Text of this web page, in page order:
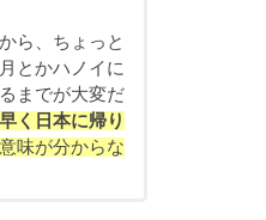
ら、ちょっと
とかハノイに
までが大変だ
早く日本に帰り
味が分からな